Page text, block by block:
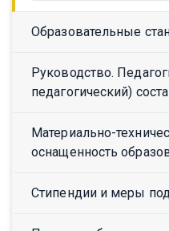
Образовательные
Руководство.
педагогический)
Материально-
оснащенность
Стипендии и меры